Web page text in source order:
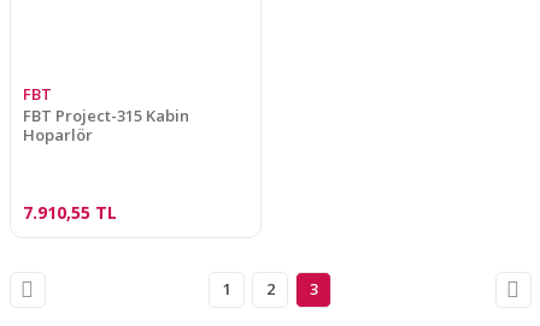
FBT
FBT Project-315 Kabin
Hoparlör
7.910,55 TL
1 2 3